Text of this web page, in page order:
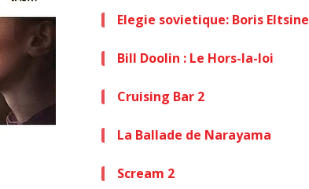
Elegie sovietique: Boris Eltsine
Bill Doolin : Le Hors-la-loi
Cruising Bar 2
La Ballade de Narayama
Scream 2